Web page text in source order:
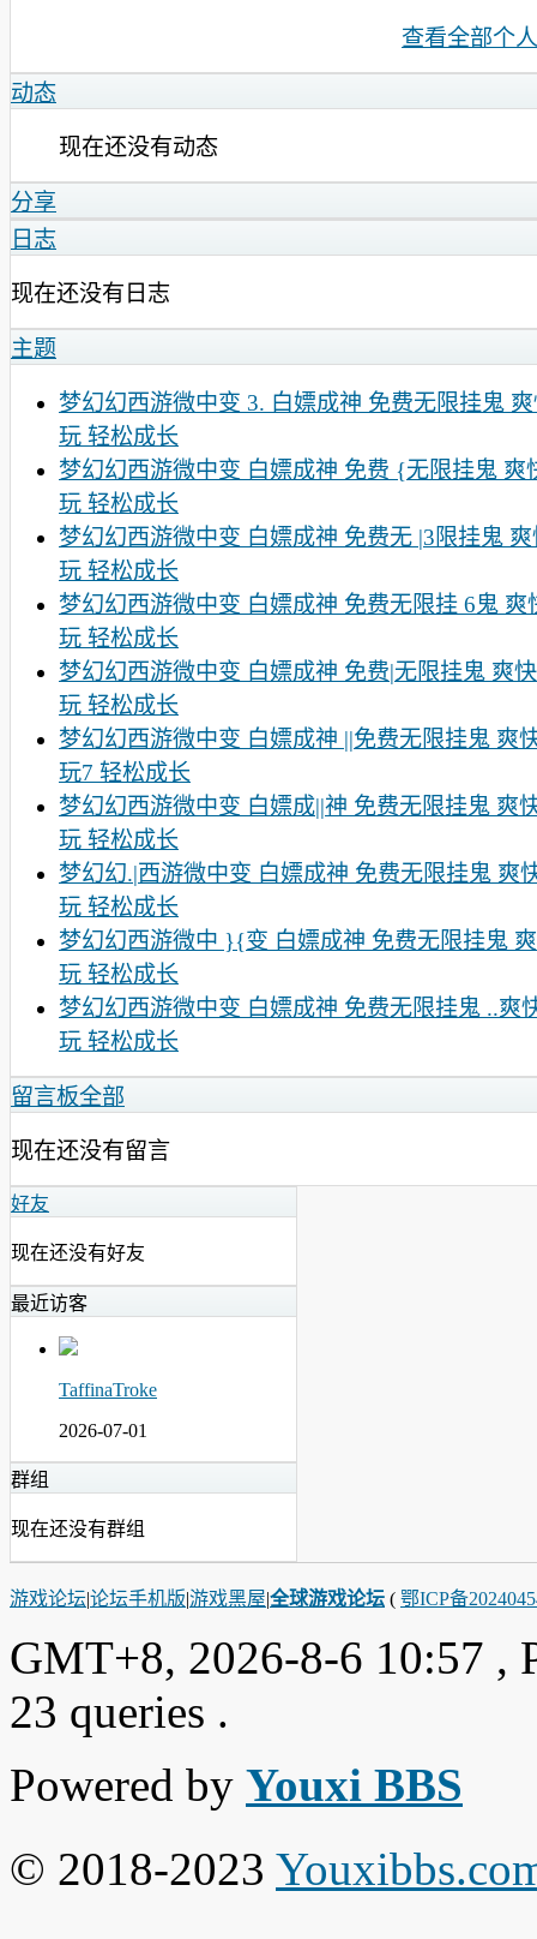
查看全部个
动态
现在还没有动态
分享
日志
现在还没有日志
主题
梦幻幻西游微中变 3. 白嫖成神 免费无限挂鬼
玩 轻松成长
梦幻幻西游微中变 白嫖成神 免费 {无限挂鬼 爽
玩 轻松成长
梦幻幻西游微中变 白嫖成神 免费无 |3限挂鬼
玩 轻松成长
梦幻幻西游微中变 白嫖成神 免费无限挂 6鬼 爽
玩 轻松成长
梦幻幻西游微中变 白嫖成神 免费|无限挂鬼 爽
玩 轻松成长
梦幻幻西游微中变 白嫖成神 ||免费无限挂鬼 爽
玩7 轻松成长
梦幻幻西游微中变 白嫖成||神 免费无限挂鬼 爽
玩 轻松成长
梦幻幻.|西游微中变 白嫖成神 免费无限挂鬼 爽
玩 轻松成长
梦幻幻西游微中 }{变 白嫖成神 免费无限挂鬼
玩 轻松成长
梦幻幻西游微中变 白嫖成神 免费无限挂鬼 ..爽
玩 轻松成长
留言板全部
现在还没有留言
好友
现在还没有好友
最近访客
TaffinaTroke
2026-07-01
群组
现在还没有群组
游戏论坛|论坛手机版|游戏黑屋|全球游戏论坛 ( 鄂ICP备
GMT+8, 2026-8-6 10:57 ,
23 queries .
Powered by Youxi BBS
© 2018-2023